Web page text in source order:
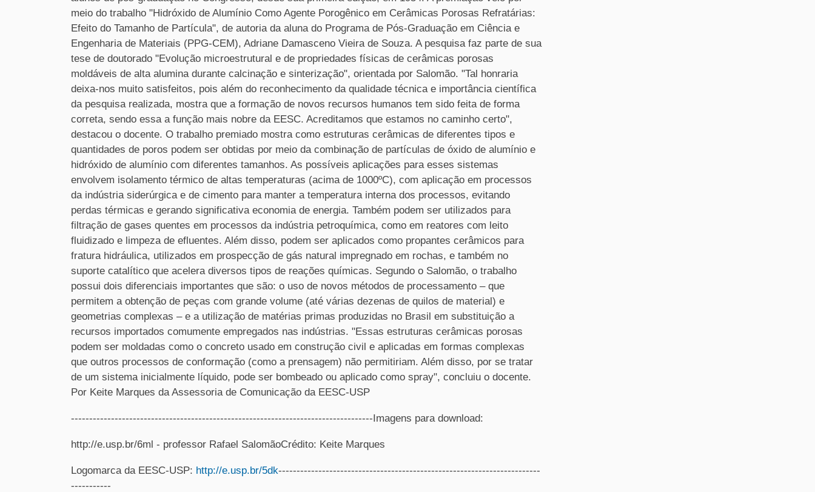
meio do trabalho "Hidróxido de Alumínio Como Agente Porogênico em Cerâmicas Porosas Refratárias:
Efeito do Tamanho de Partícula", de autoria da aluna do Programa de Pós-Graduação em Ciência e
Engenharia de Materiais (PPG-CEM), Adriane Damasceno Vieira de Souza. A pesquisa faz parte de sua
tese de doutorado "Evolução microestrutural e de propriedades físicas de cerâmicas porosas
moldáveis de alta alumina durante calcinação e sinterização", orientada por Salomão. "Tal honraria
deixa-nos muito satisfeitos, pois além do reconhecimento da qualidade técnica e importância científica
da pesquisa realizada, mostra que a formação de novos recursos humanos tem sido feita de forma
correta, sendo essa a função mais nobre da EESC. Acreditamos que estamos no caminho certo",
destacou o docente. O trabalho premiado mostra como estruturas cerâmicas de diferentes tipos e
quantidades de poros podem ser obtidas por meio da combinação de partículas de óxido de alumínio e
hidróxido de alumínio com diferentes tamanhos. As possíveis aplicações para esses sistemas
envolvem isolamento térmico de altas temperaturas (acima de 1000ºC), com aplicação em processos
da indústria siderúrgica e de cimento para manter a temperatura interna dos processos, evitando
perdas térmicas e gerando significativa economia de energia. Também podem ser utilizados para
filtração de gases quentes em processos da indústria petroquímica, como em reatores com leito
fluidizado e limpeza de efluentes. Além disso, podem ser aplicados como propantes cerâmicos para
fratura hidráulica, utilizados em prospecção de gás natural impregnado em rochas, e também no
suporte catalítico que acelera diversos tipos de reações químicas. Segundo o Salomão, o trabalho
possui dois diferenciais importantes que são: o uso de novos métodos de processamento – que
permitem a obtenção de peças com grande volume (até várias dezenas de quilos de material) e
geometrias complexas – e a utilização de matérias primas produzidas no Brasil em substituição a
recursos importados comumente empregados nas indústrias. "Essas estruturas cerâmicas porosas
podem ser moldadas como o concreto usado em construção civil e aplicadas em formas complexas
que outros processos de conformação (como a prensagem) não permitiriam. Além disso, por se tratar
de um sistema inicialmente líquido, pode ser bombeado ou aplicado como spray", concluiu o docente.
Por Keite Marques da Assessoria de Comunicação da EESC-USP
-----------------------------------------------------------------------------------Imagens para download:
http://e.usp.br/6ml - professor Rafael SalomãoCrédito: Keite Marques
Logomarca da EESC-USP: http://e.usp.br/5dk------------------------------------------------------------------------
-----------